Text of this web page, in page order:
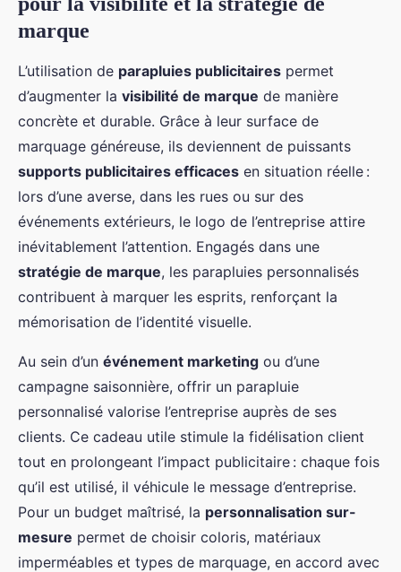
marque
L’utilisation de parapluies publicitaires permet
d’augmenter la visibilité de marque de manière
concrète et durable. Grâce à leur surface de
marquage généreuse, ils deviennent de puissants
supports publicitaires efficaces en situation réelle :
lors d’une averse, dans les rues ou sur des
événements extérieurs, le logo de l’entreprise attire
inévitablement l’attention. Engagés dans une
stratégie de marque, les parapluies personnalisés
contribuent à marquer les esprits, renforçant la
mémorisation de l’identité visuelle.
Au sein d’un événement marketing ou d’une
campagne saisonnière, offrir un parapluie
personnalisé valorise l’entreprise auprès de ses
clients. Ce cadeau utile stimule la fidélisation client
tout en prolongeant l’impact publicitaire : chaque fois
qu’il est utilisé, il véhicule le message d’entreprise.
Pour un budget maîtrisé, la personnalisation sur-
mesure permet de choisir coloris, matériaux
imperméables et types de marquage, en accord avec